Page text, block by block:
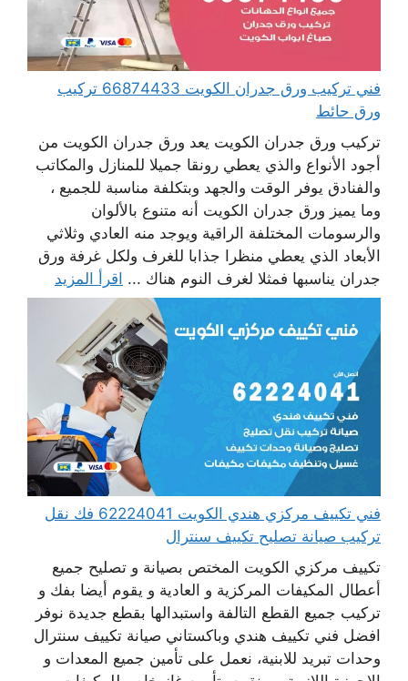
فني تركيب ورق جدران الكويت 66874433 تركيب
ورق حائط
تركيب ورق جدران الكويت يعد ورق جدران الكويت من
أجود الأنواع والذي يعطي رونقا جميلا للمنازل والمكاتب
والفنادق يوفر الوقت والجهد وبتكلفة مناسبة للجميع ،
وما يميز ورق جدران الكويت أنه متنوع بالألوان
والرسومات المختلفة الراقية ويوجد منه العادي وثلاثي
الأبعاد الذي يعطي منظرا جذابا للغرف ولكل غرفة ورق
جدران يناسبها فمثلا لغرف النوم هناك ... اقرأ المزيد
فني تكييف مركزي هندي الكويت 62224041 فك نقل
تركيب صيانة تصليح تكييف سنترال
تكييف مركزي الكويت المختص بصيانة و تصليح جميع
أعطال المكيفات المركزية و العادية و يقوم أيضا بفك و
تركيب جميع القطع التالفة واستبدالها بقطع جديدة نوفر
افضل فني تكييف هندي وباكستاني صيانة تكييف سنترال
وحدات تبريد للابنية، نعمل على تأمين جميع المعدات و